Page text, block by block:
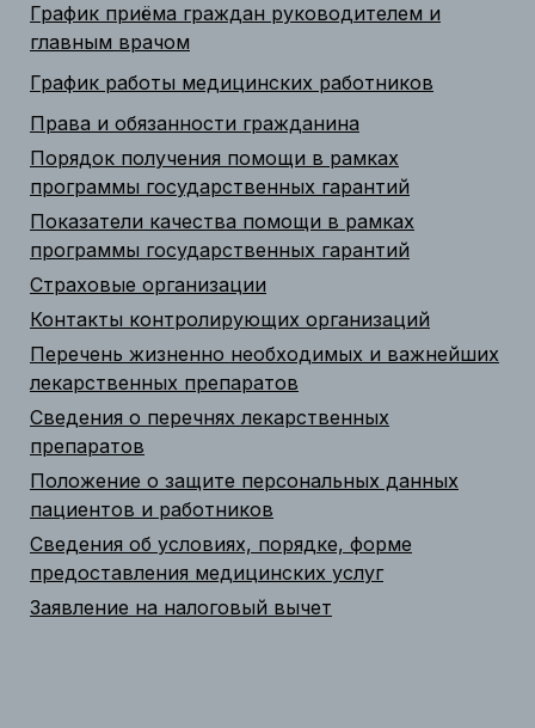
График приёма граждан руководителем и
главным врачом
График работы медицинских работников
Права и обязанности гражданина
Порядок получения помощи в рамках
программы государственных гарантий
Показатели качества помощи в рамках
программы государственных гарантий
Страховые организации
Контакты контролирующих организаций
Перечень жизненно необходимых и важнейших
лекарственных препаратов
Сведения о перечнях лекарственных
препаратов
Положение о защите персональных данных
пациентов и работников
Сведения об условиях, порядке, форме
предоставления медицинских услуг
Заявление на налоговый вычет